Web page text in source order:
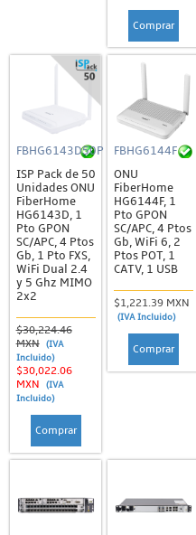
Comprar
FBHG6143D50P
ISP Pack de 50
Unidades ONU
FiberHome
HG6143D, 1
Pto GPON
SC/APC, 4 Ptos
Gb, 1 Pto FXS,
WiFi Dual 2.4
y 5 Ghz MIMO
2x2
$30,224.46
MXN
(IVA
Incluido)
$30,022.06
MXN
(IVA
Incluido)
Comprar
FBHG6144F
ONU
FiberHome
HG6144F, 1
Pto GPON
SC/APC, 4 Ptos
Gb, WiFi 6, 2
Ptos POT, 1
CATV, 1 USB
$1,221.39 MXN
(IVA Incluido)
Comprar